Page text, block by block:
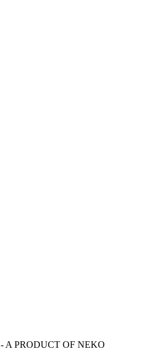
- A PRODUCT OF NEKO